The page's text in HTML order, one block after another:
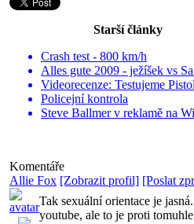
Starší články
Crash test - 800 km/h
Alles gute 2009 - ježíšek vs
Videorecenze: Testujeme
Policejní kontrola
Steve Ballmer v reklamě na
Komentáře
Allie Fox [Zobrazit profil] [Poslat
Tak sexuální orientace je
youtube, ale to je proti